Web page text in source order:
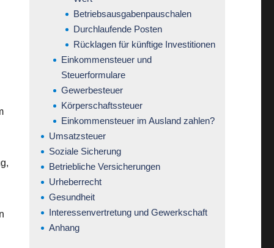
Betriebsausgabenpauschalen
Durchlaufende Posten
Rücklagen für künftige Investitionen
Einkommensteuer und
Steuerformulare
Gewerbesteuer
Körperschaftssteuer
Einkommensteuer im Ausland zahlen?
Umsatzsteuer
Soziale Sicherung
Betriebliche Versicherungen
Urheberrecht
Gesundheit
Interessenvertretung und Gewerkschaft
Anhang